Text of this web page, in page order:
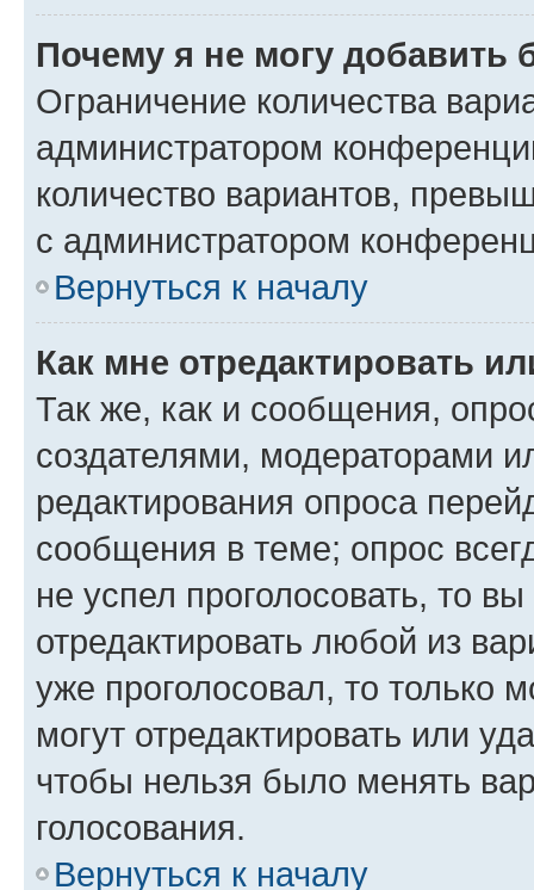
Почему я не могу добавить
Ограничение количества
администратором
количество вариантов,
с администратором
Вернуться к началу
Как мне отредактировать
Так же, как и сообщения,
создателями, модераторами
редактирования опроса
сообщения в теме; опрос
не успел проголосовать, то
отредактировать любой из
уже проголосовал, то только
могут отредактировать или
чтобы нельзя было менять
голосования.
Вернуться к началу